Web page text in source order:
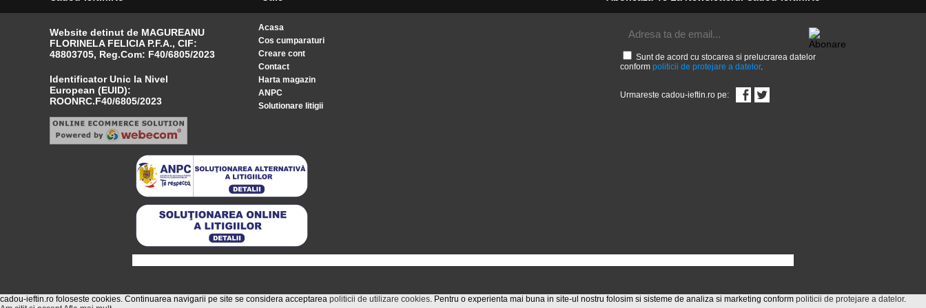
Website detinut de MAGUREANU
FLORINELA FELICIA P.F.A., CIF:
48803705, Reg.Com: F40/6805/2023
Identificator Unic la Nivel
European (EUID):
ROONRC.F40/6805/2023
Acasa
Cos cumparaturi
Creare cont
Contact
Harta magazin
ANPC
Solutionare litigii
Sunt de acord cu stocarea si prelucrarea datelor
conform politicii de protejare a datelor.
Urmareste cadou-ieftin.ro pe:
cadou-ieftin.ro foloseste cookies. Continuarea navigarii pe site se considera acceptarea politicii de utilizare cookies. Pentru o experienta mai buna in site-ul nostru folosim si sisteme de analiza si marketing conform politicii de protejare a datelor.